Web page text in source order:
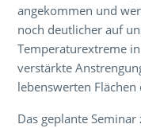
angekommen und
noch deutlicher auf
Temperaturextreme
verstärkte
lebenswerten
Das geplante